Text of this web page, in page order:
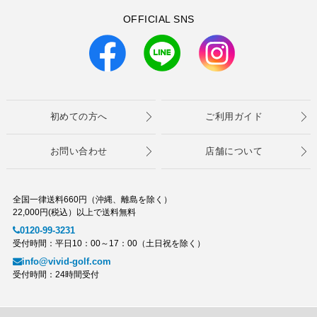
OFFICIAL SNS
初めての方へ ご利用ガイド
お問い合わせ 店舗について
全国一律送料660円（沖縄、離島を除く）
22,000円(税込）以上で送料無料
0120-99-3231
受付時間：平日10：00～17：00（土日祝を除く）
info@vivid-golf.com
受付時間：24時間受付